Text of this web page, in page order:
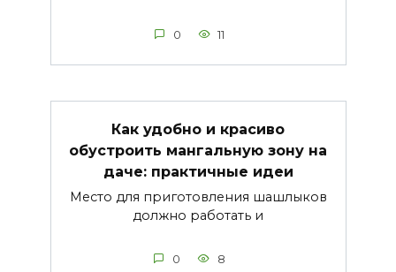
0 11
Как удобно и красиво
обустроить мангальную зону на
даче: практичные идеи
Место для приготовления шашлыков
должно работать и
0 8